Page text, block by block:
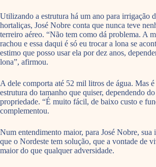
Utilizando a estrutura há um ano para irrigação
hortaliças, José Nobre conta que nunca teve
terreiro aéreo. “Não tem como dá problema. A
rachou e essa daqui é só eu trocar a lona se
estimo que posso usar ela por dez anos,
lona”, afirmou.
A dele comporta até 52 mil litros de água. Mas
estrutura do tamanho que quiser, dependendo
propriedade. “É muito fácil, de baixo custo e
complementou.
Num entendimento maior, para José Nobre, sua
que o Nordeste tem solução, que a vontade de
maior do que qualquer adversidade.